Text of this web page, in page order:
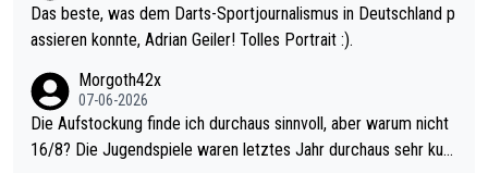
Das beste, was dem Darts-Sportjournalismus in Deutschland p
assieren konnte, Adrian Geiler! Tolles Portrait :).
Morgoth42x
07-06-2026
Die Aufstockung finde ich durchaus sinnvoll, aber warum nicht
16/8? Die Jugendspiele waren letztes Jahr durchaus sehr kurz